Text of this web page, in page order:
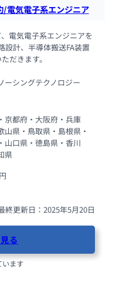
/電気電子系エンジニア
電気電子系エンジニアを
設計、半導体搬送FA装置
だきます。
ーシングテクノロジー
京都府・大阪府・兵庫
山県・鳥取県・島根県・
山口県・徳島県・香川
県
終更新日：2025年5月20日
る
います